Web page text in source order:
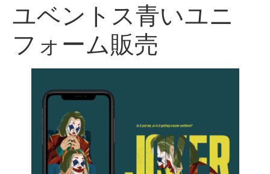
ユベントス青いユニ
フォーム販売